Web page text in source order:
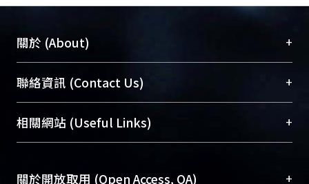
關於 (About) +
臺大位居世界頂尖大學之列，為永久珍藏及向國際
展現本校豐碩的研究成果及學術能量，圖書館整合
機構典藏（NTUR）與學術庫（AH）不同功能平
台，成為臺大學術典藏NTU scholars。期能整合研
成果。
聯絡資訊 (Contact Us) +
總館學科館員(Main Library)
醫學圖書館學科館員(Medical Library)
Sciences Library)
相關網站 (Useful Links) +
關於開放取用 (Open Access, OA) +